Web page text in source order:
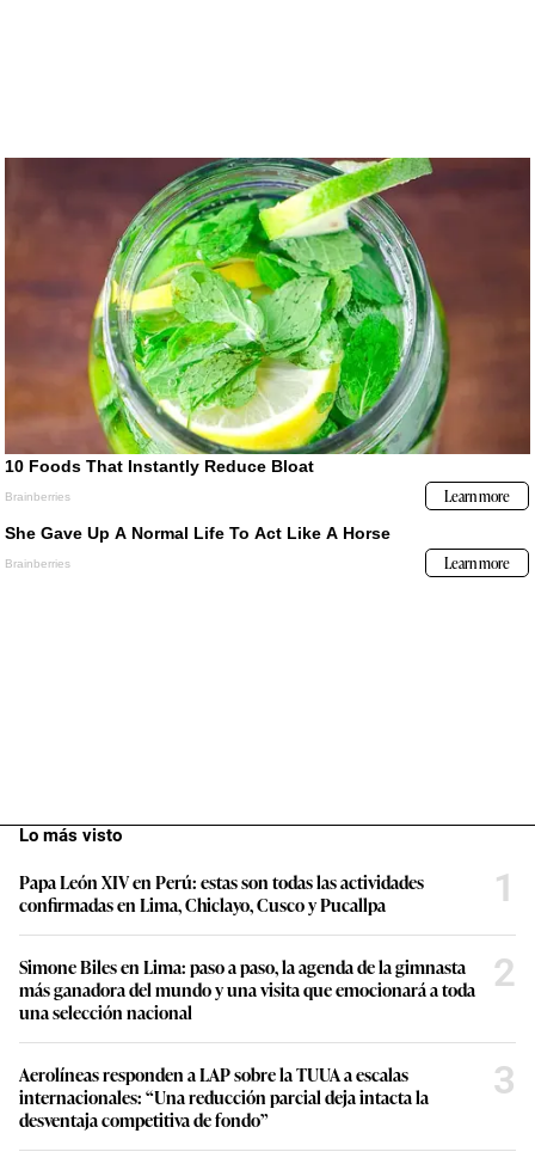
Lo más visto
Papa León XIV en Perú: estas son todas las actividades
confirmadas en Lima, Chiclayo, Cusco y Pucallpa
1
Simone Biles en Lima: paso a paso, la agenda de la gimnasta
más ganadora del mundo y una visita que emocionará a toda
una selección nacional
2
Aerolíneas responden a LAP sobre la TUUA a escalas
internacionales: “Una reducción parcial deja intacta la
desventaja competitiva de fondo”
3